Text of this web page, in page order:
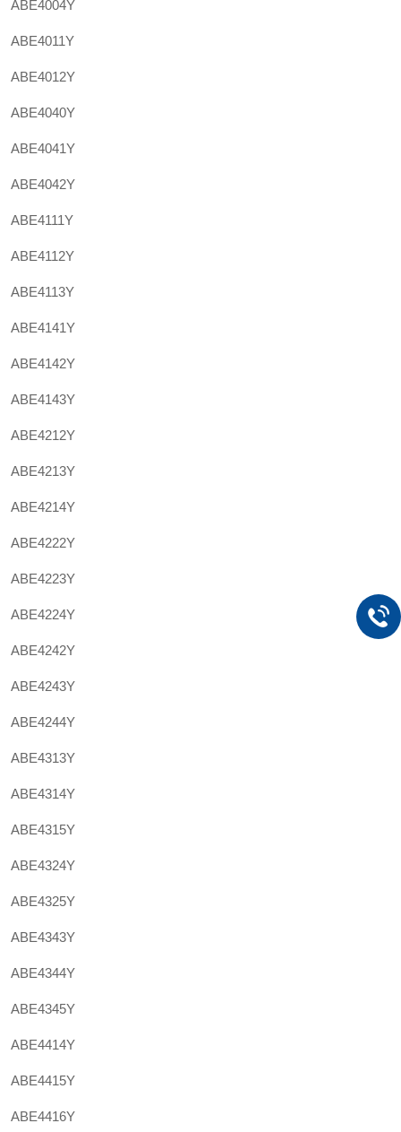
ABE4004Y
ABE4011Y
ABE4012Y
ABE4040Y
ABE4041Y
ABE4042Y
ABE4111Y
ABE4112Y
ABE4113Y
ABE4141Y
ABE4142Y
ABE4143Y
ABE4212Y
ABE4213Y
ABE4214Y
ABE4222Y
ABE4223Y
ABE4224Y
ABE4242Y
ABE4243Y
ABE4244Y
ABE4313Y
ABE4314Y
ABE4315Y
ABE4324Y
ABE4325Y
ABE4343Y
ABE4344Y
ABE4345Y
ABE4414Y
ABE4415Y
ABE4416Y